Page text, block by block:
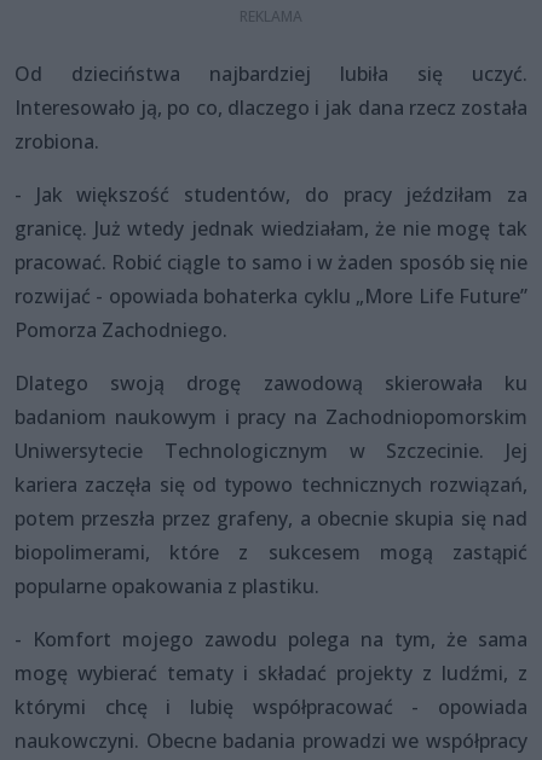
Od dzieciństwa najbardziej lubiła się uczyć.
Interesowało ją, po co, dlaczego i jak dana rzecz została
zrobiona.
- Jak większość studentów, do pracy jeździłam za
granicę. Już wtedy jednak wiedziałam, że nie mogę tak
pracować. Robić ciągle to samo i w żaden sposób się nie
rozwijać - opowiada bohaterka cyklu „More Life Future”
Pomorza Zachodniego.
Dlatego swoją drogę zawodową skierowała ku
badaniom naukowym i pracy na Zachodniopomorskim
Uniwersytecie Technologicznym w Szczecinie. Jej
kariera zaczęła się od typowo technicznych rozwiązań,
potem przeszła przez grafeny, a obecnie skupia się nad
biopolimerami, które z sukcesem mogą zastąpić
popularne opakowania z plastiku.
- Komfort mojego zawodu polega na tym, że sama
mogę wybierać tematy i składać projekty z ludźmi, z
którymi chcę i lubię współpracować - opowiada
naukowczyni. Obecne badania prowadzi we współpracy